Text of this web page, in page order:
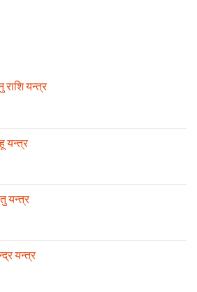
राशि यन्त्र
यन्त्र
यन्त्र
यन्त्र